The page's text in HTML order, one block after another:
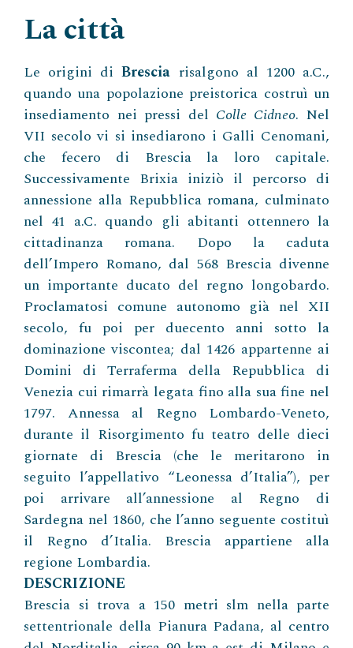
La città
Le origini diBrescia risalgono al 1200 a.C.,
quando una popolazione preistorica costruì un
insediamento nei pressi del Colle Cidneo. Nel
VII secolo vi si insediarono i Galli Cenomani,
che fecero di Brescia la loro capitale.
Successivamente Brixia iniziò il percorso di
annessione alla Repubblica romana, culminato
nel 41 a.C. quando gli abitanti ottennero la
cittadinanza romana. Dopo la caduta
dell’Impero Romano, dal 568 Brescia divenne
un importante ducato del regno longobardo.
Proclamatosi comune autonomo già nel XII
secolo, fu poi per duecento anni sotto la
dominazione viscontea; dal 1426 appartenne ai
Domini di Terraferma della Repubblica di
Venezia cui rimarrà legata fino alla sua fine nel
1797. Annessa al Regno Lombardo-Veneto,
durante il Risorgimento fu teatro delle dieci
giornate di Brescia (che le meritarono in
seguito l’appellativo “Leonessa d’Italia”), per
poi arrivare all’annessione al Regno di
Sardegna nel 1860, che l’anno seguente costituì
il Regno d’Italia. Brescia appartiene alla
regione Lombardia.
DESCRIZIONE
Brescia si trova a 150 metri slm nella parte
settentrionale della Pianura Padana, al centro